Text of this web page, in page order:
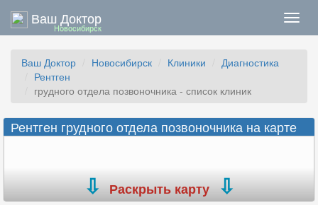
Ваш Доктор
Новосибирск
Ваш Доктор Новосибирск Клиники
Диагностика
Рентген
грудного отдела позвоночника - список клиник
Рентген грудного отдела позвоночника на карте
Раскрыть карту